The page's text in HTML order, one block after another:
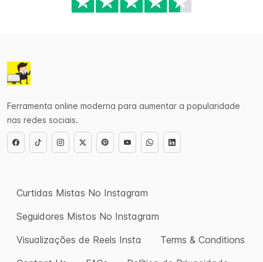
Ferramenta online moderna para aumentar a popularidade
nas redes sociais.
Curtidas Mistas No Instagram
Seguidores Mistos No Instagram
Visualizações de Reels Insta
Terms & Conditions